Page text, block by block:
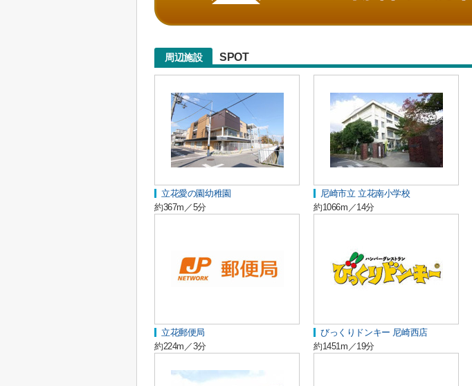
周辺施設 SPOT
立花愛の園幼稚園
約367m／5分
尼崎市立 立花南小学校
約1066m／14分
立花郵便局
約224m／3分
びっくりドンキー 尼崎西店
約1451m／19分